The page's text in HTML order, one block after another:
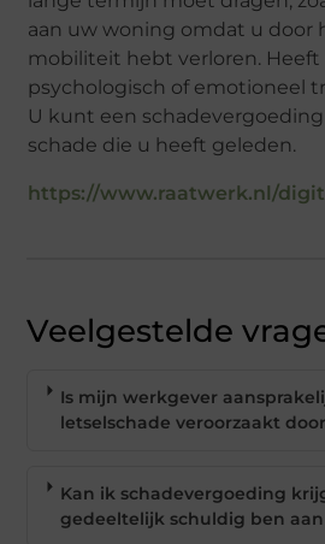
aan uw woning omdat u door
mobiliteit hebt verloren. Heeft
psychologisch of emotioneel
U kunt een
schade die u heeft geleden.
https://www.raatwerk.nl/
Veelgestelde
Is mijn werkgever
letselschade veroorzaakt
Kan ik schadevergoeding
gedeeltelijk schuldig ben